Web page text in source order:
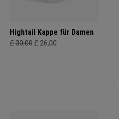
Hightail Kappe für Damen
£ 30,00 £ 26,00